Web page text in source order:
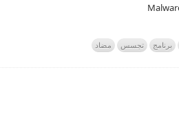
برنامج تجسس مضاد